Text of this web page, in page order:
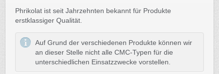
Phrikolat ist seit Jahrzehnten bekannt für Produkte
erstklassiger Qualität.
Auf Grund der verschiedenen Produkte können wir
an dieser Stelle nicht alle CMC-Typen für die
unterschiedlichen Einsatzzwecke vorstellen.